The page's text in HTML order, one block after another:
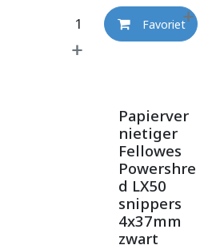
Favoriet
Papierver
nietiger
Fellowes
Powershre
d LX50
snippers
4x37mm
zwart